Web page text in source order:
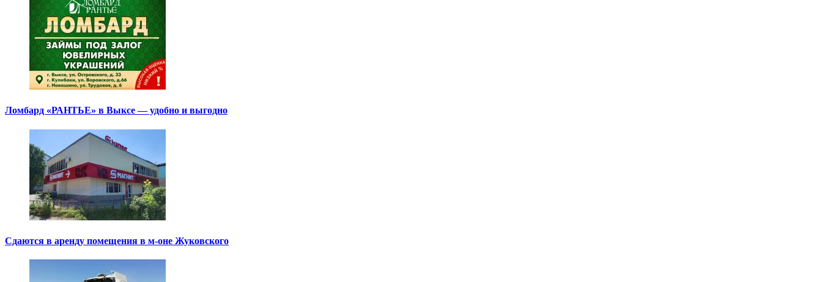
Ломбард «РАНТЬЕ» в Выксе — удобно и выгодно
Сдаются в аренду помещения в м-оне Жуковского